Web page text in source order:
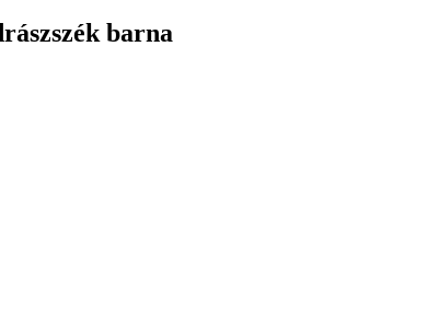
barna